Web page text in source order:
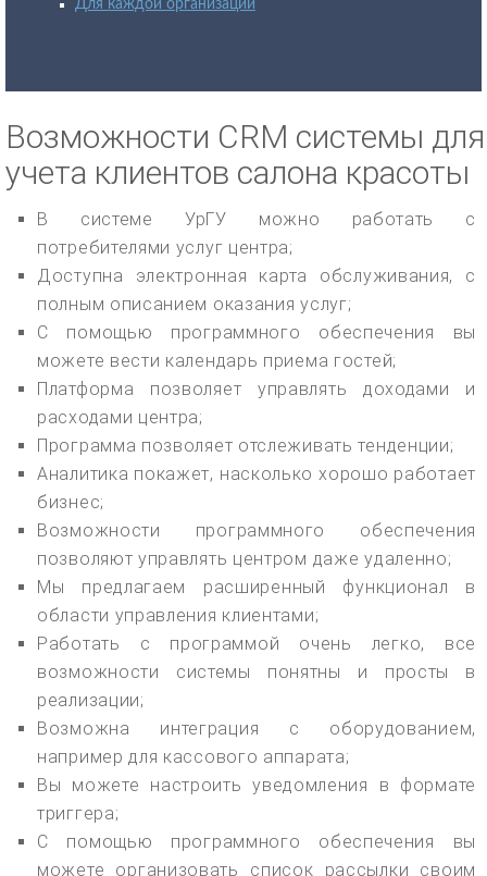
Для каждой организации
Возможности CRM системы для
учета клиентов салона красоты
В системе УрГУ можно работать с
потребителями услуг центра;
Доступна электронная карта обслуживания, с
полным описанием оказания услуг;
С помощью программного обеспечения вы
можете вести календарь приема гостей;
Платформа позволяет управлять доходами и
расходами центра;
Программа позволяет отслеживать тенденции;
Аналитика покажет, насколько хорошо работает
бизнес;
Возможности программного обеспечения
позволяют управлять центром даже удаленно;
Мы предлагаем расширенный функционал в
области управления клиентами;
Работать с программой очень легко, все
возможности системы понятны и просты в
реализации;
Возможна интеграция с оборудованием,
например для кассового аппарата;
Вы можете настроить уведомления в формате
триггера;
С помощью программного обеспечения вы
можете организовать список рассылки своим